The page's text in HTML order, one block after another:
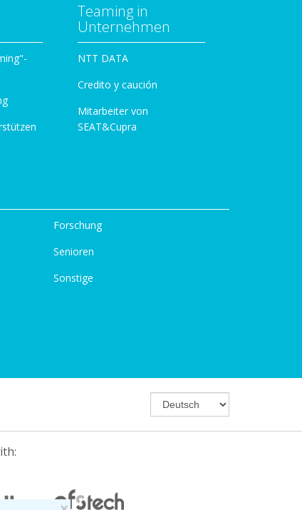
Teaming in
Unternehmen
NTT DATA
Credito y caución
Mitarbeiter von
SEAT&Cupra
Forschung
Senioren
Sonstige